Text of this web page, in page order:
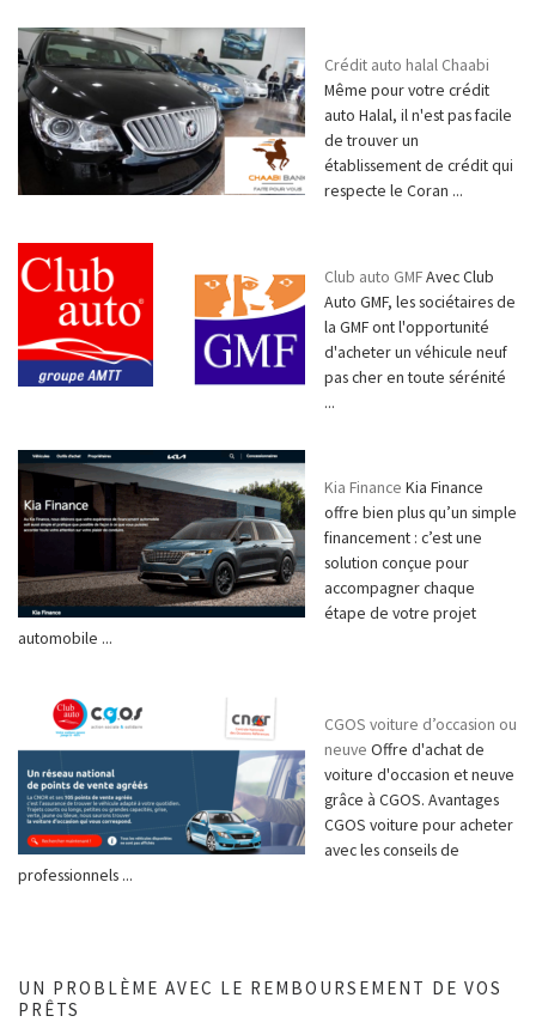
Crédit auto halal Chaabi
Même pour votre crédit
auto Halal, il n'est pas facile
de trouver un
établissement de crédit qui
respecte le Coran ...
Club auto GMFAvec Club
Auto GMF, les sociétaires de
la GMF ont l'opportunité
d'acheter un véhicule neuf
pas cher en toute sérénité
...
Kia Finance Kia Finance
offre bien plus qu’un simple
financement : c’est une
solution conçue pour
accompagner chaque
étape de votre projet
automobile ...
CGOS voiture d’occasion ou
neuve Offre d'achat de
voiture d'occasion et neuve
grâce à CGOS. Avantages
CGOS voiture pour acheter
avec les conseils de
professionnels ...
UN PROBLÈME AVEC LE REMBOURSEMENT DE VOS
PRÊTS